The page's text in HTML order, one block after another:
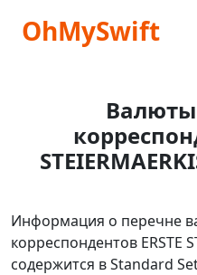
OhMySwift
Информация о перечне
корреспондентов ERSTE
содержится в Standard